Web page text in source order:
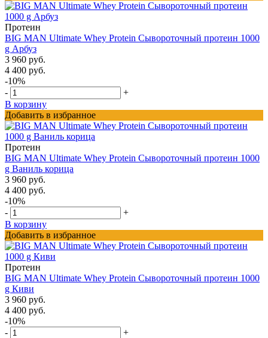
Протеин
BIG MAN Ultimate Whey Protein Сывороточный протеин 1000
g Арбуз
3 960 руб.
4 400 руб.
-10%
-
+
В корзину
Добавить в избранное
Протеин
BIG MAN Ultimate Whey Protein Сывороточный протеин 1000
g Ваниль корица
3 960 руб.
4 400 руб.
-10%
-
+
В корзину
Добавить в избранное
Протеин
BIG MAN Ultimate Whey Protein Сывороточный протеин 1000
g Киви
3 960 руб.
4 400 руб.
-10%
-
+